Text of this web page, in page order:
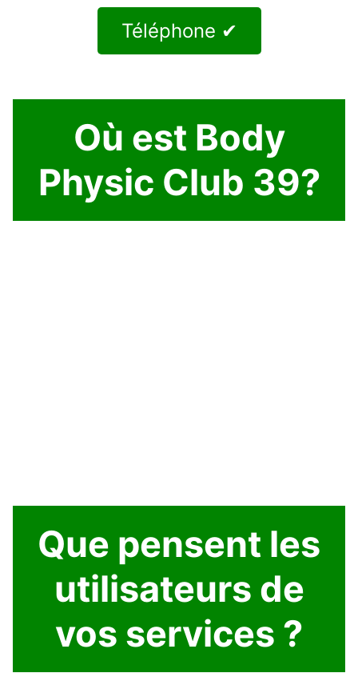
Téléphone ✔
Où est Body
Physic Club 39?
Que pensent les
utilisateurs de
vos services ?